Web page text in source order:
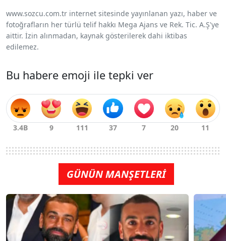
www.sozcu.com.tr internet sitesinde yayınlanan yazı, haber ve
fotoğrafların her türlü telif hakkı Mega Ajans ve Rek. Tic. A.Ş'ye
aittir. İzin alınmadan, kaynak gösterilerek dahi iktibas
edilemez.
Bu habere emoji ile tepki ver
GÜNÜN MANŞETLERİ